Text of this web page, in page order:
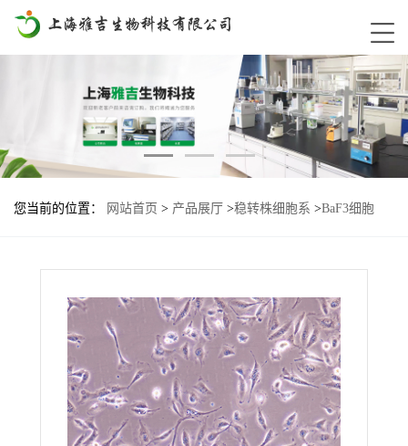
您当前的位置： 网站首页 > 产品展厅 >稳转株细胞系 >BaF3细胞